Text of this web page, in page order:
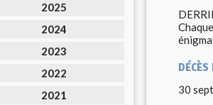
2025
2024
2023
2022
2021
30